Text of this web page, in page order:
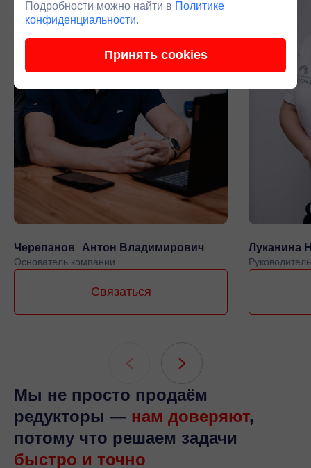
Черепанов Антон Владимирович
Основатель компании
Связаться
Луканина
Мы не просто продаём
редукторы — нам доверяют,
потому что решаем задачи
быстро и точно
Подробности можно найти в Политике
конфиденциальности.
Принять cookies